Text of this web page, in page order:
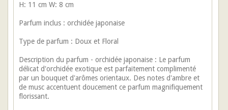
H: 11 cm W: 8 cm
Parfum inclus : orchidée japonaise
Type de parfum : Doux et Floral
Description du parfum - orchidée japonaise : Le parfum
délicat d'orchidée exotique est parfaitement complimenté
par un bouquet d'arômes orientaux. Des notes d'ambre et
de musc accentuent doucement ce parfum magnifiquement
florissant.